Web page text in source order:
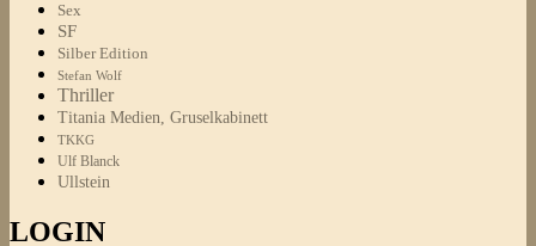
Sex
SF
Silber Edition
Stefan Wolf
Thriller
Titania Medien, Gruselkabinett
TKKG
Ulf Blanck
Ullstein
LOGIN